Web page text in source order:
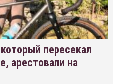
пересекал
арестовали на